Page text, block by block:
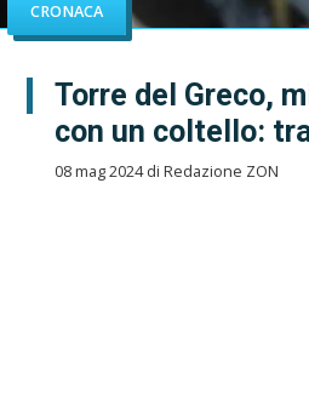
CRONACA
Torre del Greco,
con un coltello:
08 mag 2024 di Redazione ZON